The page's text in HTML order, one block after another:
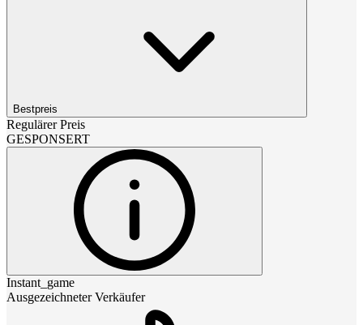
Bestpreis
Regulärer Preis
GESPONSERT
Instant_game
Ausgezeichneter Verkäufer